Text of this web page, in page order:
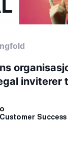
inviterer